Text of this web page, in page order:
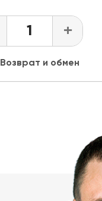
+
Возврат и обмен